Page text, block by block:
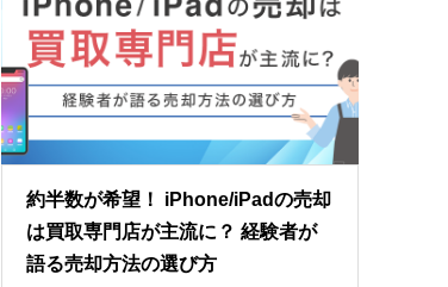
約半数が希望！ iPhone/iPadの売却
は買取専門店が主流に？ 経験者が
語る売却方法の選び方